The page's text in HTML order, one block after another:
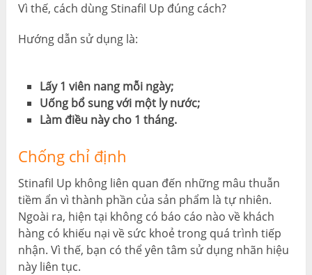
Vì thế, cách dùng Stinafil Up đúng cách?
Hướng dẫn sử dụng là:
Lấy 1 viên nang mỗi ngày;
Uống bổ sung với một ly nước;
Làm điều này cho 1 tháng.
Chống chỉ định
Stinafil Up không liên quan đến những mâu thuẫn
tiềm ẩn vì thành phần của sản phẩm là tự nhiên.
Ngoài ra, hiện tại không có báo cáo nào về khách
hàng có khiếu nại về sức khoẻ trong quá trình tiếp
nhận. Vì thế, bạn có thể yên tâm sử dụng nhãn hiệu
này liên tục.